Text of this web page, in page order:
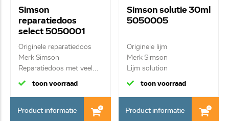
Simson
reparatiedoos
select 5050001
Originele reparatiedoos
Merk Simson
Reparatiedoos met veel...
toon voorraad
Product informatie
Simson solutie 30ml
5050005
Originele lijm
Merk Simson
Lijm solution
klein/medium 30 m...
toon voorraad
Product informatie